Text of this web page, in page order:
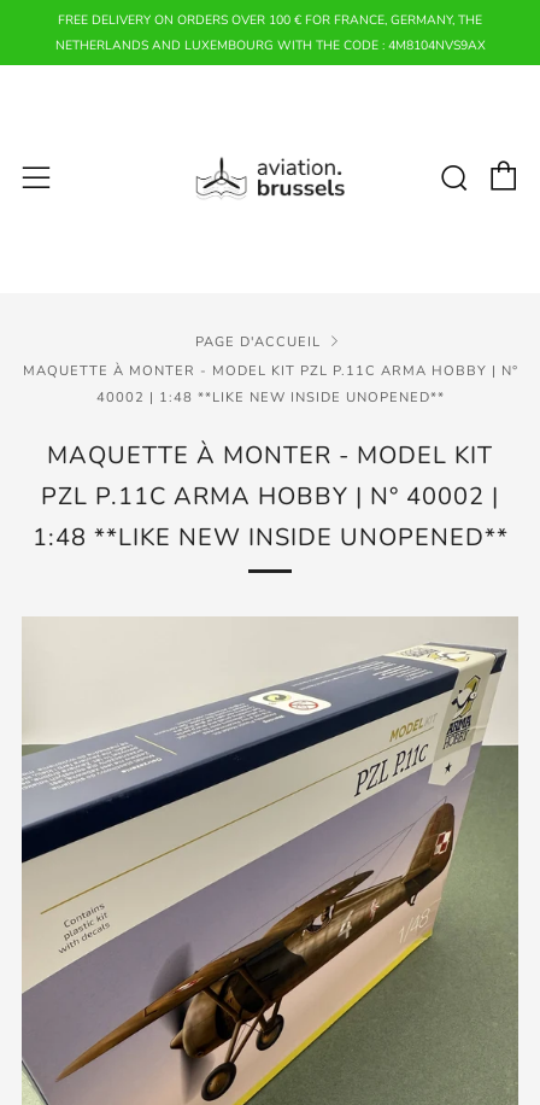
FREE DELIVERY ON ORDERS OVER 100 € FOR FRANCE, GERMANY, THE
NETHERLANDS AND LUXEMBOURG WITH THE CODE : 4M8104NVS9AX
Menu
PAGE D'ACCUEIL
MAQUETTE À MONTER - MODEL KIT PZL P.11C ARMA HOBBY | N°
40002 | 1:48 **LIKE NEW INSIDE UNOPENED**
MAQUETTE À MONTER - MODEL KIT
PZL P.11C ARMA HOBBY | N° 40002 |
1:48 **LIKE NEW INSIDE UNOPENED**